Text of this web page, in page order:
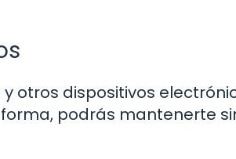
otros dispositivos
podrás mantenerte